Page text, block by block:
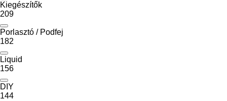
Kiegészítők
209
Porlasztó / Podfej
182
Liquid
156
DIY
144